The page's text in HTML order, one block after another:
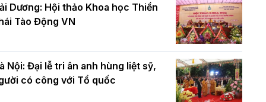
Dương: Hội thảo Khoa học Thiền
Tào Động VN
Nội: Đại lễ tri ân anh hùng liệt sỹ,
có công với Tổ quốc